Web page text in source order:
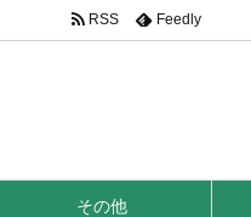
その他
RSS Feedly